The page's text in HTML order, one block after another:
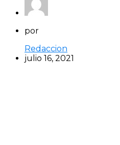
por
Redaccion
julio 16, 2021